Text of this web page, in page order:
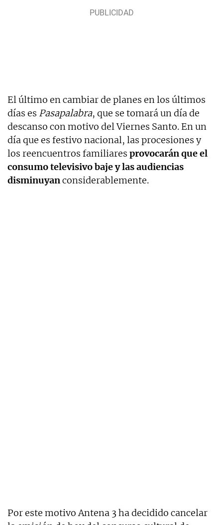
El último en cambiar de planes en los últimos
días es Pasapalabra, que se tomará un día de
descanso con motivo del Viernes Santo. En un
día que es festivo nacional, las procesiones y
los reencuentros familiares provocarán que el
consumo televisivo baje y las audiencias
disminuyanconsiderablemente.
Por este motivo Antena 3 ha decidido cancelar